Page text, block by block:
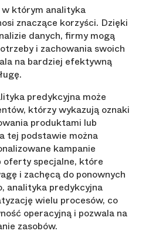
w którym analityka
znaczące korzyści. Dzięki
danych, firmy mogą
i zachowania swoich
na bardziej efektywną
predykcyjna może
którzy wykazują oznaki
produktami lub
tej podstawie można
kampanie
oferty specjalne, które
i zachęcą do ponownych
analityka predykcyjna
wielu procesów, co
operacyjną i pozwala na
zasobów.